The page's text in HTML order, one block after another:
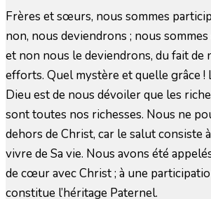
Frères et sœurs, nous sommes
non, nous deviendrons ; nous
et non nous le deviendrons, du fait
efforts. Quel mystère et quelle grâce !
Dieu est de nous dévoiler que les
sont toutes nos richesses. Nous ne
dehors de Christ, car le salut consiste
vivre de Sa vie. Nous avons été
de cœur avec Christ ; à une
constitue l’héritage Paternel.